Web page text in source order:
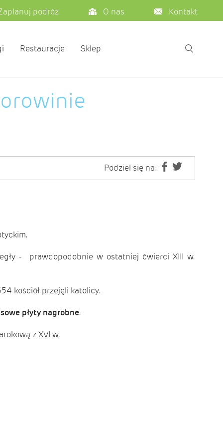
podróż O nas Kontakt
Restauracje Sklep
Podziel się na:
- prawdopodobnie w ostatniej ćwierci XIII w.
kościół przejęli katolicy.
płyty nagrobne.
z XVI w.